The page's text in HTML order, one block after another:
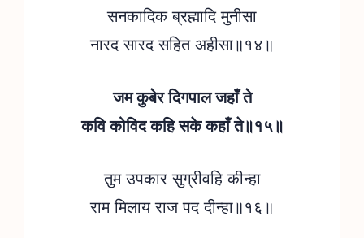
सनकादिक ब्रह्मादि मुनीसा
नारद सारद सहित अहीसा॥१४॥
जम कुबेर दिगपाल जहाँ ते
कवि कोविद कहि सके कहाँ ते॥१५॥
तुम उपकार सुग्रीवहि कीन्हा
राम मिलाय राज पद दीन्हा॥१६॥